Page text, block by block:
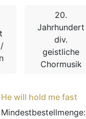
20.
Jahrhundert
div.
geistliche
Chormusik
He will hold me fast
Mindestbestellmenge: